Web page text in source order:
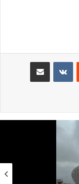
مشاركة عبر البريد